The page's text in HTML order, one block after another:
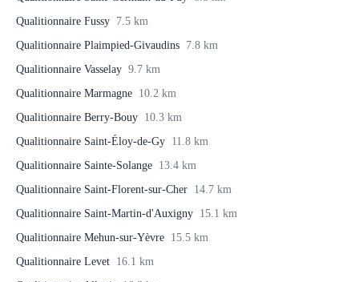
Qualitionnaire Fussy 7.5 km
Qualitionnaire Plaimpied-Givaudins 7.8 km
Qualitionnaire Vasselay 9.7 km
Qualitionnaire Marmagne 10.2 km
Qualitionnaire Berry-Bouy 10.3 km
Qualitionnaire Saint-Éloy-de-Gy 11.8 km
Qualitionnaire Sainte-Solange 13.4 km
Qualitionnaire Saint-Florent-sur-Cher 14.7 km
Qualitionnaire Saint-Martin-d'Auxigny 15.1 km
Qualitionnaire Mehun-sur-Yèvre 15.5 km
Qualitionnaire Levet 16.1 km